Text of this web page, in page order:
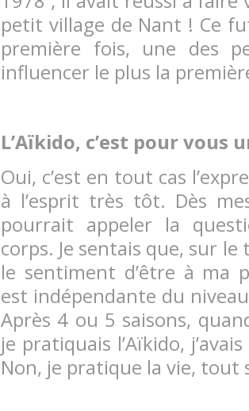
petit village de Nant ! Ce
première fois, une des
influencer le plus la
L’Aïkido, c’est pour vous
Oui, c’est en tout cas
à l’esprit très tôt. Dès
pourrait appeler la
corps. Je sentais que, sur le
le sentiment d’être à ma
est indépendante du
Après 4 ou 5 saisons,
je pratiquais l’Aïkido,
Non, je pratique la vie, tout